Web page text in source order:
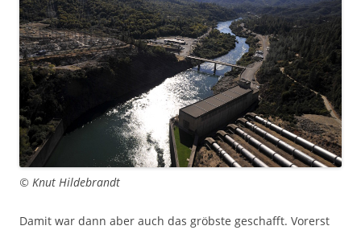
© Knut Hildebrandt
Damit war dann aber auch das gröbste geschafft. Vorerst